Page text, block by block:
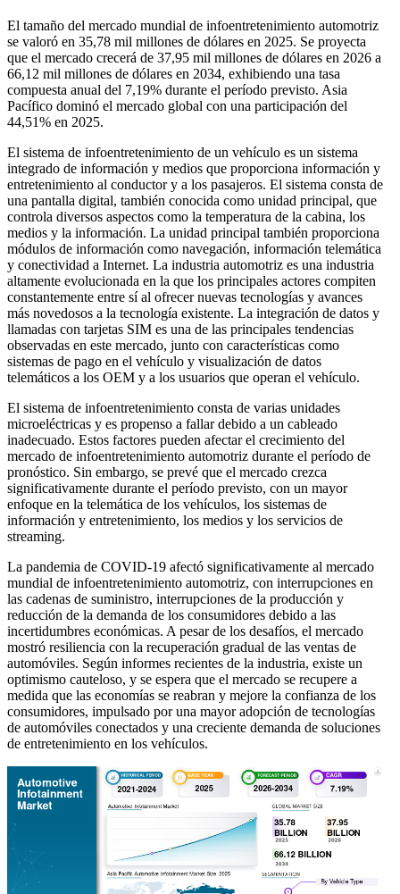
El tamaño del mercado mundial de infoentretenimiento automotriz
se valoró en 35,78 mil millones de dólares en 2025. Se proyecta
que el mercado crecerá de 37,95 mil millones de dólares en 2026 a
66,12 mil millones de dólares en 2034, exhibiendo una tasa
compuesta anual del 7,19% durante el período previsto. Asia
Pacífico dominó el mercado global con una participación del
44,51% en 2025.
El sistema de infoentretenimiento de un vehículo es un sistema
integrado de información y medios que proporciona información y
entretenimiento al conductor y a los pasajeros. El sistema consta de
una pantalla digital, también conocida como unidad principal, que
controla diversos aspectos como la temperatura de la cabina, los
medios y la información. La unidad principal también proporciona
módulos de información como navegación, información telemática
y conectividad a Internet. La industria automotriz es una industria
altamente evolucionada en la que los principales actores compiten
constantemente entre sí al ofrecer nuevas tecnologías y avances
más novedosos a la tecnología existente. La integración de datos y
llamadas con tarjetas SIM es una de las principales tendencias
observadas en este mercado, junto con características como
sistemas de pago en el vehículo y visualización de datos
telemáticos a los OEM y a los usuarios que operan el vehículo.
El sistema de infoentretenimiento consta de varias unidades
microeléctricas y es propenso a fallar debido a un cableado
inadecuado. Estos factores pueden afectar el crecimiento del
mercado de infoentretenimiento automotriz durante el período de
pronóstico. Sin embargo, se prevé que el mercado crezca
significativamente durante el período previsto, con un mayor
enfoque en la telemática de los vehículos, los sistemas de
información y entretenimiento, los medios y los servicios de
streaming.
La pandemia de COVID-19 afectó significativamente al mercado
mundial de infoentretenimiento automotriz, con interrupciones en
las cadenas de suministro, interrupciones de la producción y
reducción de la demanda de los consumidores debido a las
incertidumbres económicas. A pesar de los desafíos, el mercado
mostró resiliencia con la recuperación gradual de las ventas de
automóviles. Según informes recientes de la industria, existe un
optimismo cauteloso, y se espera que el mercado se recupere a
medida que las economías se reabran y mejore la confianza de los
consumidores, impulsado por una mayor adopción de tecnologías
de automóviles conectados y una creciente demanda de soluciones
de entretenimiento en los vehículos.